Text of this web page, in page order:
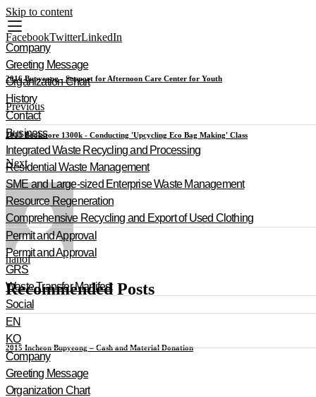
Skip to content
Company
Greeting Message
Organization Chart
History
Contact
Business
Integrated Waste Recycling and Processing
Residential Waste Management
SME and Large-sized Enterprise Waste Management
Resource Regeneration
Comprehensive Recycling and Export of Used Clothing
Permit and Approval
Permit and Approval
GRS
Waste Transfer Manifest
Social
EN
KO
Company
Greeting Message
Organization Chart
FacebookTwitterLinkedIn
2016 Bupyeong - Support for Afternoon Care Center for Youth
Previous
2015 Bookstore 1300k - Conducting 'Upcycling Eco Bag Making' Class
Next
hanol
Recommended Posts
2015 Incheon Bupyeong – Cash and Material Donation